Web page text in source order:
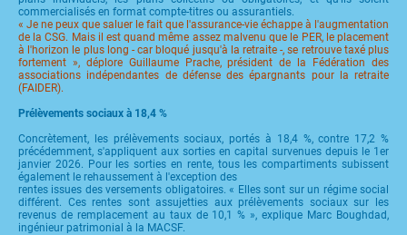
commercialisés en format compte-titres ou assurantiels.
« Je ne peux que saluer le fait que l'assurance-vie échappe à l'augmentation
de la CSG. Mais il est quand même assez malvenu que le PER, le placement
à l'horizon le plus long - car bloqué jusqu'à la retraite -, se retrouve taxé plus
fortement », déplore Guillaume Prache, président de la Fédération des
associations indépendantes de défense des épargnants pour la retraite
(FAIDER).
Prélèvements sociaux à 18,4 %
Concrètement, les prélèvements sociaux, portés à 18,4 %, contre 17,2 %
précédemment, s'appliquent aux sorties en capital survenues depuis le 1er
janvier 2026. Pour les sorties en rente, tous les compartiments subissent
également le rehaussement à l'exception des
rentes issues des versements obligatoires. « Elles sont sur un régime social
différent. Ces rentes sont assujetties aux prélèvements sociaux sur les
revenus de remplacement au taux de 10,1 % », explique Marc Boughdad,
ingénieur patrimonial à la MACSF.